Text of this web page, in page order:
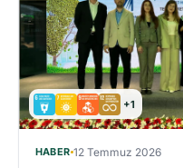
+1
HABER 12 Temmuz 2026